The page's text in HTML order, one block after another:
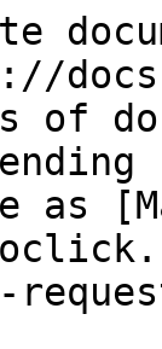
of
as